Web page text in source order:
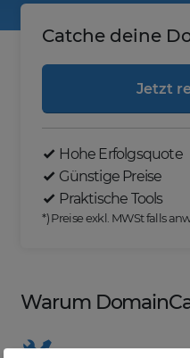
Warum
Catche deine
Jetzt
Hohe Erfolgsquote
Günstige Preise
Praktische Tools
*) Preise exkl. MWSt falls